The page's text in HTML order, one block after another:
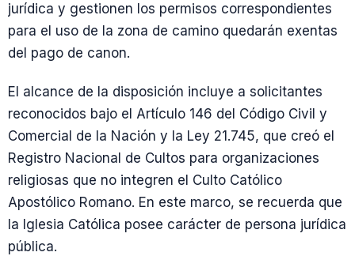
jurídica y gestionen los permisos correspondientes
para el uso de la zona de camino quedarán exentas
del pago de canon.
El alcance de la disposición incluye a solicitantes
reconocidos bajo el Artículo 146 del Código Civil y
Comercial de la Nación y la Ley 21.745, que creó el
Registro Nacional de Cultos para organizaciones
religiosas que no integren el Culto Católico
Apostólico Romano. En este marco, se recuerda que
la Iglesia Católica posee carácter de persona jurídica
pública.